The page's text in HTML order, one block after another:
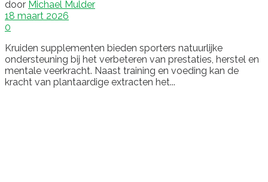
door Michael Mulder
18 maart 2026
0
Kruiden supplementen bieden sporters natuurlijke
ondersteuning bij het verbeteren van prestaties, herstel en
mentale veerkracht. Naast training en voeding kan de
kracht van plantaardige extracten het...